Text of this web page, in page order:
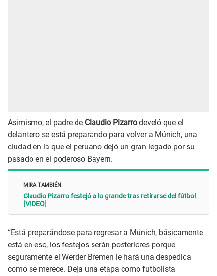
Asimismo, el padre de Claudio Pizarro develó que el
delantero se está preparando para volver a Múnich, una
ciudad en la que el peruano dejó un gran legado por su
pasado en el poderoso Bayern.
MIRA TAMBIÉN:
Claudio Pizarro festejó a lo grande tras retirarse del fútbol
[VIDEO]
“Está preparándose para regresar a Múnich, básicamente
está en eso, los festejos serán posteriores porque
seguramente el Werder Bremen le hará una despedida
como se merece. Deja una etapa como futbolista